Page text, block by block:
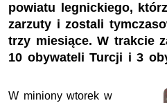
powiatu legnickiego,
zarzuty i zostali
trzy miesiące. W trakcie
10 obywateli Turcji i 3
W miniony wtorek w